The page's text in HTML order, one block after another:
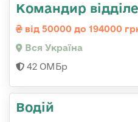
Командир
від 50000 до 194000
Вся Україна
42 ОМБр
Водій